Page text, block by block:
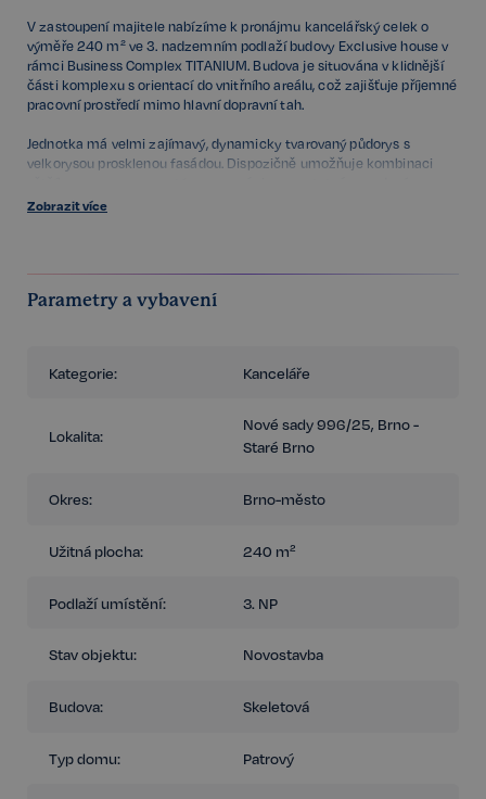
V zastoupení majitele nabízíme k pronájmu kancelářský celek o
výměře 240 m² ve 3. nadzemním podlaží budovy Exclusive house v
rámci Business Complex TITANIUM. Budova je situována v klidnější
části komplexu s orientací do vnitřního areálu, což zajišťuje příjemné
pracovní prostředí mimo hlavní dopravní tah.
Jednotka má velmi zajímavý, dynamicky tvarovaný půdorys s
velkorysou prosklenou fasádou. Dispozičně umožňuje kombinaci
místnosti, klidové kanceláře pro vedení a neformální lounge zóny u
bezprostřední dostupnost MHD, hlavního nádraží i rychlé napojení na
Pokud hledáte kompaktní, ale reprezentativní kanceláře v
prémiovém komplexu s možností smysluplného dispozičního řešení,
Zobrazit více
Parametry a vybavení
Kategorie: Kanceláře
Lokalita:
Nové sady 996/25, Brno -
Staré Brno
Okres: Brno-město
Užitná plocha: 240 m²
Podlaží umístění: 3. NP
Stav objektu: Novostavba
Budova: Skeletová
Typ domu: Patrový